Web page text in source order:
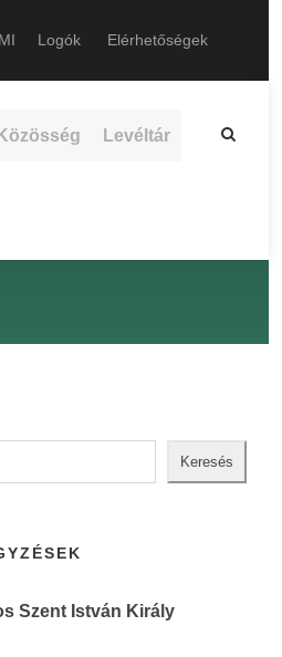
Logók Elérhetőségek
Közösség Levéltár
Keresés
Szent István Király